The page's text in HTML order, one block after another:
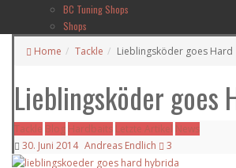
BC Tuning Shops
Shops
Home
Tackle Lieblingsköder goes Hard
Lieblingsköder goes
Tackle Blog Hardbaits Letzte Artikel News
30. Juni 2014 Andreas Endlich 3